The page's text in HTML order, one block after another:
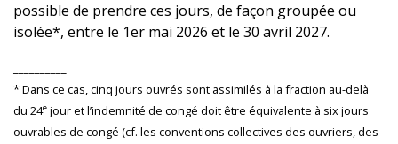
possible de prendre ces jours, de façon groupée ou
isolée*, entre le 1er mai 2026 et le 30 avril 2027.
* Dans ce cas, cinq jours ouvrés sont assimilés à la fraction au-delà
du 24e jour et l’indemnité de congé doit être équivalente à six jours
ouvrables de congé (cf. les conventions collectives des ouvriers, des